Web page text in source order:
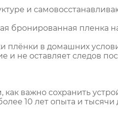
и
бронированная пленка
плёнки в домашних
и не оставляет следов
важно сохранить
10 лет опыта и тысячи